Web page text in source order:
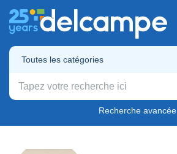
Toutes les catégories
Recherche avancée